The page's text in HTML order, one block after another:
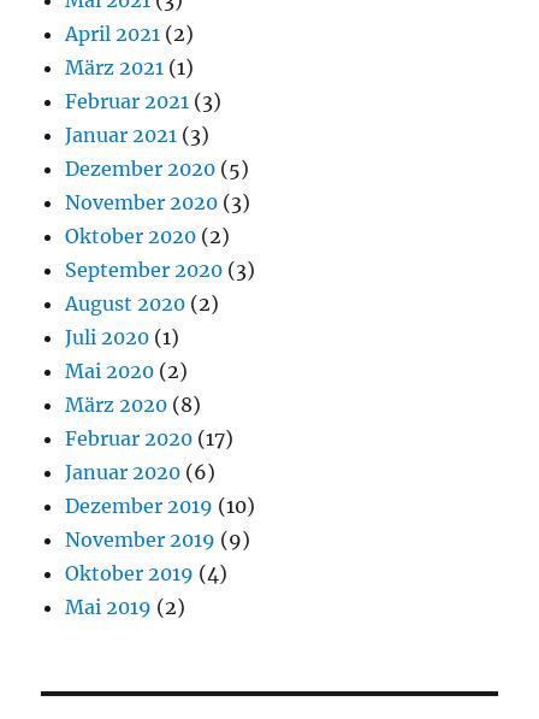
April 2021 (2)
März 2021 (1)
Februar 2021 (3)
Januar 2021 (3)
Dezember 2020 (5)
November 2020 (3)
Oktober 2020 (2)
September 2020 (3)
August 2020 (2)
Juli 2020 (1)
Mai 2020 (2)
März 2020 (8)
Februar 2020 (17)
Januar 2020 (6)
Dezember 2019 (10)
November 2019 (9)
Oktober 2019 (4)
Mai 2019 (2)